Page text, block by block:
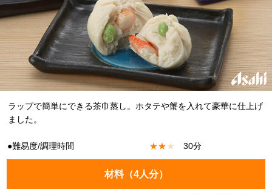
ラップで簡単にできる茶巾蒸し。ホタテや蟹を入れて豪華に仕上げ
ました。
●難易度/調理時間 ★★★ 30分
材料（4人分）